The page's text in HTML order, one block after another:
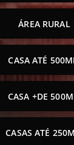
ÁREA RURAL
CASA ATÉ
CASA +DE
CASAS ATÉ